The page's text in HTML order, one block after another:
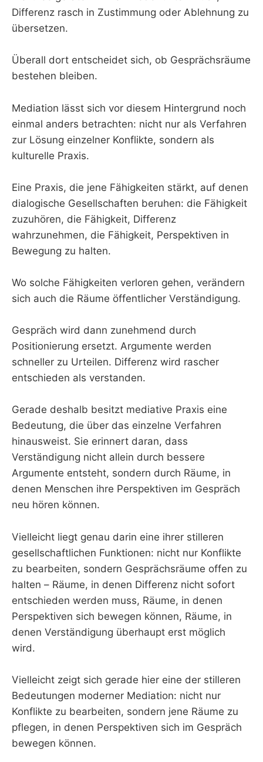
Differenz rasch in Zustimmung oder Ablehnung zu
übersetzen.
Überall dort entscheidet sich, ob Gesprächsräume
bestehen bleiben.
Mediation lässt sich vor diesem Hintergrund noch
einmal anders betrachten: nicht nur als Verfahren
zur Lösung einzelner Konflikte, sondern als
kulturelle Praxis.
Eine Praxis, die jene Fähigkeiten stärkt, auf denen
dialogische Gesellschaften beruhen: die Fähigkeit
zuzuhören, die Fähigkeit, Differenz
wahrzunehmen, die Fähigkeit, Perspektiven in
Bewegung zu halten.
Wo solche Fähigkeiten verloren gehen, verändern
sich auch die Räume öffentlicher Verständigung.
Gespräch wird dann zunehmend durch
Positionierung ersetzt. Argumente werden
schneller zu Urteilen. Differenz wird rascher
entschieden als verstanden.
Gerade deshalb besitzt mediative Praxis eine
Bedeutung, die über das einzelne Verfahren
hinausweist. Sie erinnert daran, dass
Verständigung nicht allein durch bessere
Argumente entsteht, sondern durch Räume, in
denen Menschen ihre Perspektiven im Gespräch
neu hören können.
Vielleicht liegt genau darin eine ihrer stilleren
gesellschaftlichen Funktionen: nicht nur Konflikte
zu bearbeiten, sondern Gesprächsräume offen zu
halten – Räume, in denen Differenz nicht sofort
entschieden werden muss, Räume, in denen
Perspektiven sich bewegen können, Räume, in
denen Verständigung überhaupt erst möglich
wird.
Vielleicht zeigt sich gerade hier eine der stilleren
Bedeutungen moderner Mediation: nicht nur
Konflikte zu bearbeiten, sondern jene Räume zu
pflegen, in denen Perspektiven sich im Gespräch
bewegen können.